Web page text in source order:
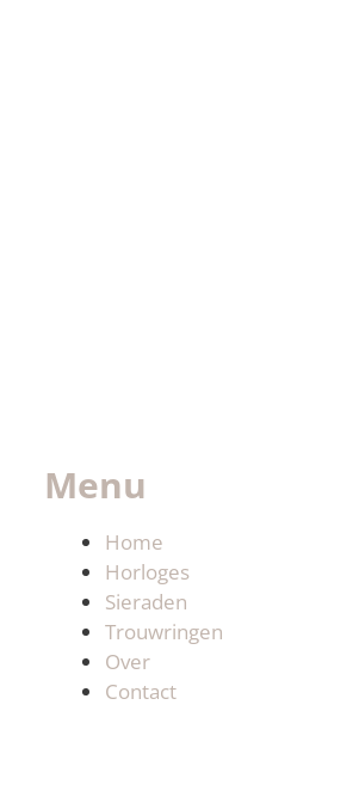
Menu
Home
Horloges
Sieraden
Trouwringen
Over
Contact